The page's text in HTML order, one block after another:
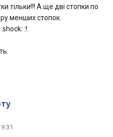
тільки!!! А ще дві стопки по
менших стопок.
:!: